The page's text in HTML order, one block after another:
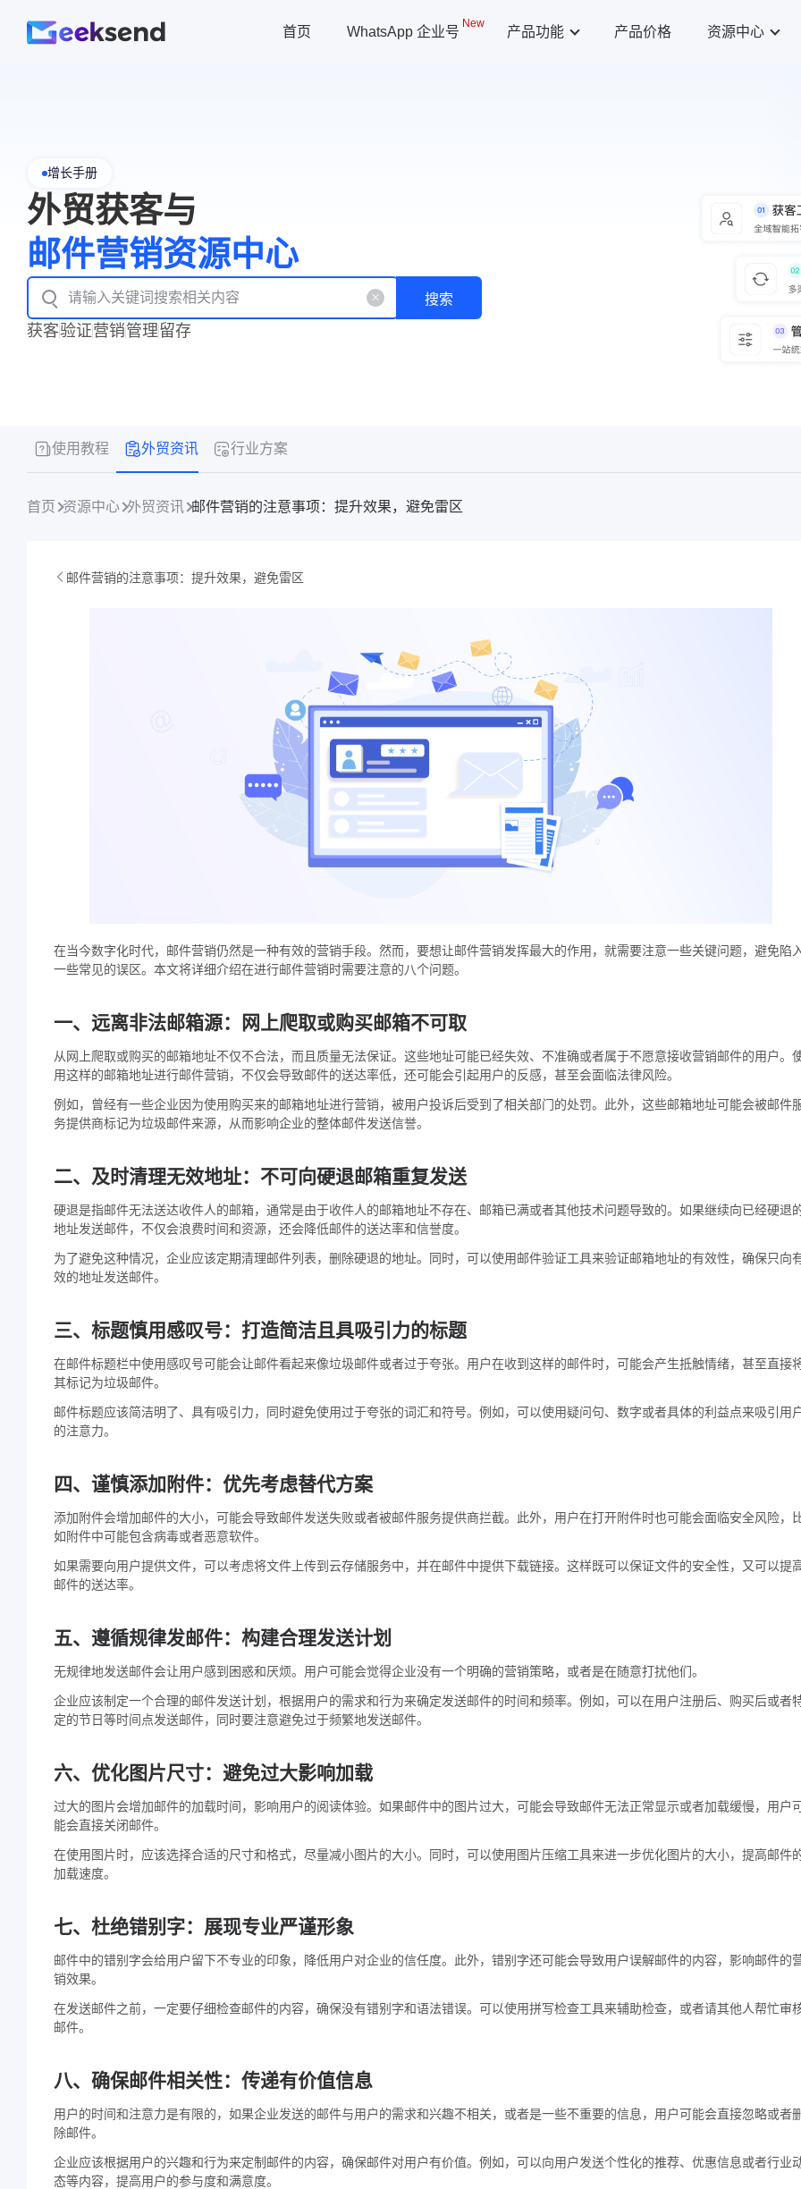
首页 WhatsApp 企业号
New
产品功能 产品价格 资源中心
增长手册
外贸获客与
邮件营销资源中心
搜索
获客验证营销管理留存
使用教程 外贸资讯 行业方案
首页 资源中心 外贸资讯 邮件营销的注意事项：提升效果，避免雷区
邮件营销的注意事项：提升效果，避免雷区
在当今数字化时代，邮件营销仍然是一种有效的营销手段。然而，要想让邮件营销发挥最大的作用，就需要注意一些关键问题，避免陷
一些常见的误区。本文将详细介绍在进行邮件营销时需要注意的八个问题。
一、远离非法邮箱源：网上爬取或购买邮箱不可取
从网上爬取或购买的邮箱地址不仅不合法，而且质量无法保证。这些地址可能已经失效、不准确或者属于不愿意接收营销邮件的用户。
用这样的邮箱地址进行邮件营销，不仅会导致邮件的送达率低，还可能会引起用户的反感，甚至会面临法律风险。
例如，曾经有一些企业因为使用购买来的邮箱地址进行营销，被用户投诉后受到了相关部门的处罚。此外，这些邮箱地址可能会被邮件
务提供商标记为垃圾邮件来源，从而影响企业的整体邮件发送信誉。
二、及时清理无效地址：不可向硬退邮箱重复发送
硬退是指邮件无法送达收件人的邮箱，通常是由于收件人的邮箱地址不存在、邮箱已满或者其他技术问题导致的。如果继续向已经硬退
地址发送邮件，不仅会浪费时间和资源，还会降低邮件的送达率和信誉度。
为了避免这种情况，企业应该定期清理邮件列表，删除硬退的地址。同时，可以使用邮件验证工具来验证邮箱地址的有效性，确保只向
效的地址发送邮件。
三、标题慎用感叹号：打造简洁且具吸引力的标题
在邮件标题栏中使用感叹号可能会让邮件看起来像垃圾邮件或者过于夸张。用户在收到这样的邮件时，可能会产生抵触情绪，甚至直接
其标记为垃圾邮件。
邮件标题应该简洁明了、具有吸引力，同时避免使用过于夸张的词汇和符号。例如，可以使用疑问句、数字或者具体的利益点来吸引用
的注意力。
四、谨慎添加附件：优先考虑替代方案
添加附件会增加邮件的大小，可能会导致邮件发送失败或者被邮件服务提供商拦截。此外，用户在打开附件时也可能会面临安全风险，
如附件中可能包含病毒或者恶意软件。
如果需要向用户提供文件，可以考虑将文件上传到云存储服务中，并在邮件中提供下载链接。这样既可以保证文件的安全性，又可以提
邮件的送达率。
五、遵循规律发邮件：构建合理发送计划
无规律地发送邮件会让用户感到困惑和厌烦。用户可能会觉得企业没有一个明确的营销策略，或者是在随意打扰他们。
企业应该制定一个合理的邮件发送计划，根据用户的需求和行为来确定发送邮件的时间和频率。例如，可以在用户注册后、购买后或者
定的节日等时间点发送邮件，同时要注意避免过于频繁地发送邮件。
六、优化图片尺寸：避免过大影响加载
过大的图片会增加邮件的加载时间，影响用户的阅读体验。如果邮件中的图片过大，可能会导致邮件无法正常显示或者加载缓慢，用户
能会直接关闭邮件。
在使用图片时，应该选择合适的尺寸和格式，尽量减小图片的大小。同时，可以使用图片压缩工具来进一步优化图片的大小，提高邮件
加载速度。
七、杜绝错别字：展现专业严谨形象
邮件中的错别字会给用户留下不专业的印象，降低用户对企业的信任度。此外，错别字还可能会导致用户误解邮件的内容，影响邮件的
销效果。
在发送邮件之前，一定要仔细检查邮件的内容，确保没有错别字和语法错误。可以使用拼写检查工具来辅助检查，或者请其他人帮忙审
邮件。
八、确保邮件相关性：传递有价值信息
用户的时间和注意力是有限的，如果企业发送的邮件与用户的需求和兴趣不相关，或者是一些不重要的信息，用户可能会直接忽略或者删
除邮件。
企业应该根据用户的兴趣和行为来定制邮件的内容，确保邮件对用户有价值。例如，可以向用户发送个性化的推荐、优惠信息或者行业
态等内容，提高用户的参与度和满意度。